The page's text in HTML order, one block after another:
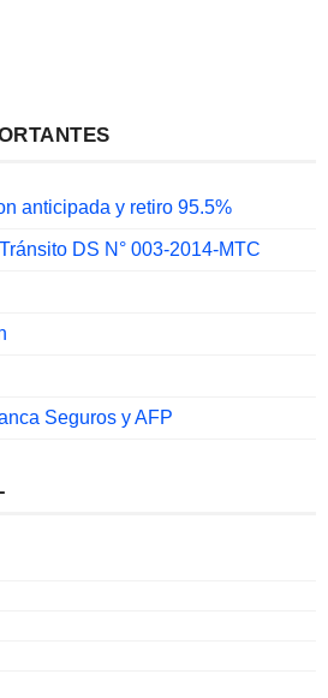
anticipada y retiro 95.5%
DS N° 003-2014-MTC
Seguros y AFP